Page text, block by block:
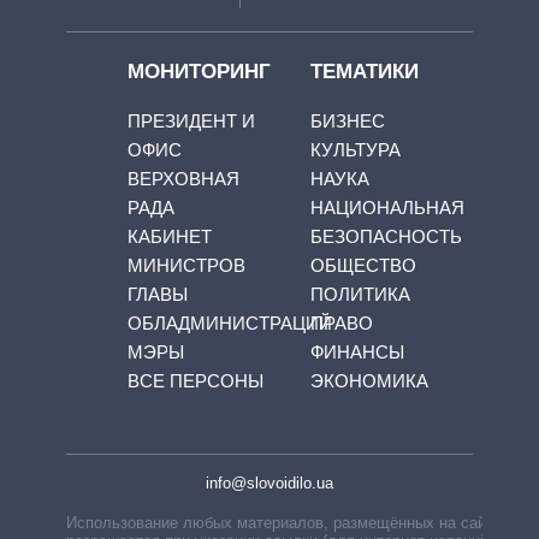
МОНИТОРИНГ
ПРЕЗИДЕНТ И
ОФИС
ВЕРХОВНАЯ
РАДА
КАБИНЕТ
МИНИСТРОВ
ГЛАВЫ
ОБЛАДМИНИСТРАЦИЙ
МЭРЫ
ВСЕ ПЕРСОНЫ
ТЕМАТИКИ
БИЗНЕС
КУЛЬТУРА
НАУКА
НАЦИОНАЛЬНАЯ
БЕЗОПАСНОСТЬ
ОБЩЕСТВО
ПОЛИТИКА
ПРАВО
ФИНАНСЫ
ЭКОНОМИКА
info@slovoidilo.ua
Использование любых материалов, размещённых на сайте,